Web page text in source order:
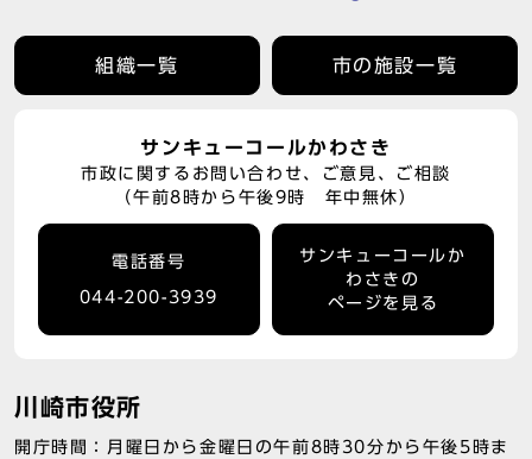
組織一覧 市の施設一覧
サンキューコールかわさき
市政に関するお問い合わせ、ご意見、ご相談
（午前8時から午後9時 年中無休）
電話番号
044-200-3939
サンキューコールか
わさきの
ページを見る
川崎市役所
開庁時間：月曜日から金曜日の午前8時30分から午後5時ま